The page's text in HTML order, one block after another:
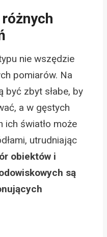
nie wszędzie
pomiarów. Na
być zbyt słabe, by
a w gęstych
ich światło może
utrudniając
obiektów i
są